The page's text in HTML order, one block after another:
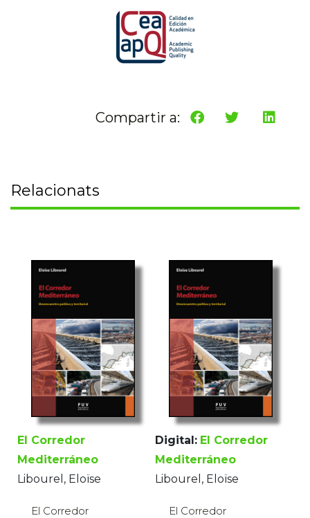
Compartir a:
Relacionats
El Corredor
Mediterráneo
Libourel, Eloïse
El Corredor
Digital: El Corredor
Mediterráneo
Libourel, Eloïse
El Corredor